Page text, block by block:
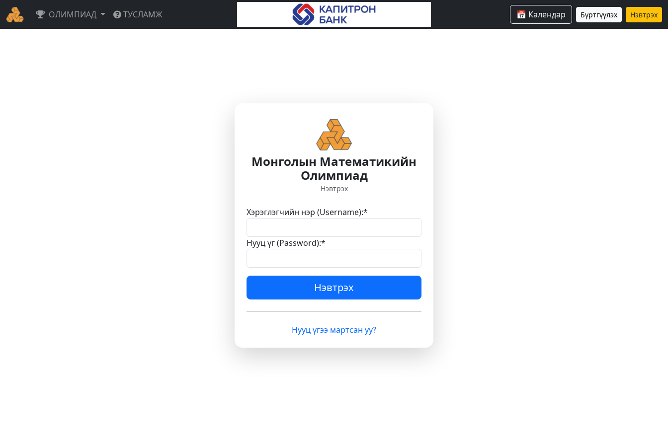
ОЛИМПИАД ТУСЛАМЖ 📅 Календар Бүртгүүлэх Нэвтрэх
Монголын Математикийн
Олимпиад
Нэвтрэх
Хэрэглэгчийн нэр (Username):*
Нууц үг (Password):*
Нэвтрэх
Нууц үгээ мартсан уу?